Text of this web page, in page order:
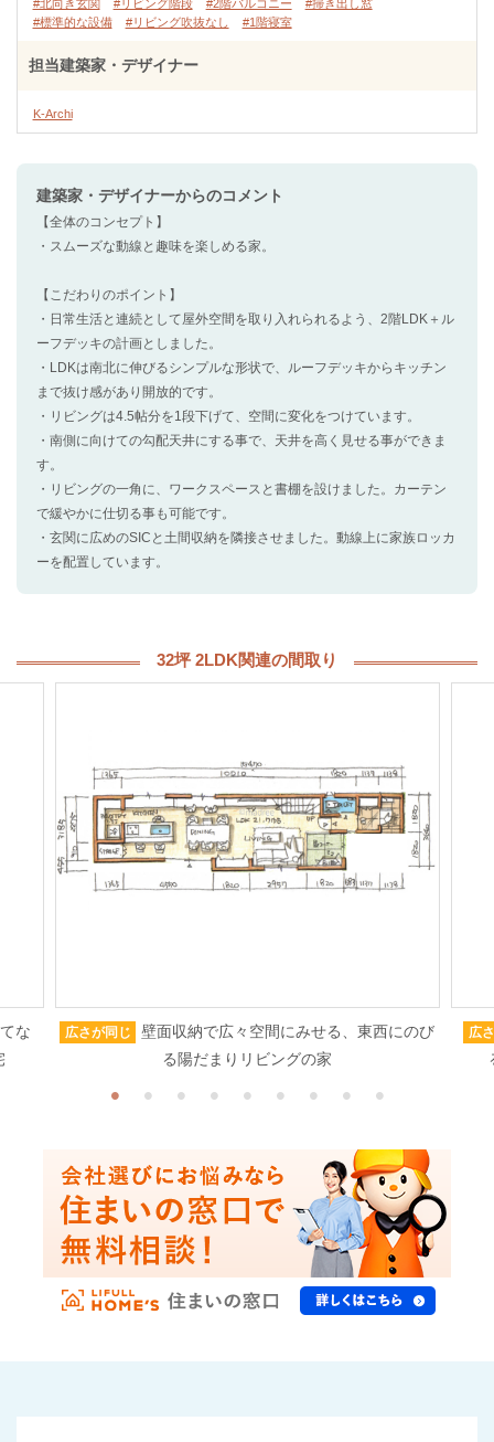
#北向き玄関 #リビング階段 #2階バルコニー
#掃き出し窓
#標準的な設備
#リビング吹抜なし #1階寝室
担当建築家・デザイナー
K-Archi
建築家・デザイナーからのコメント
【全体のコンセプト】
・スムーズな動線と趣味を楽しめる家。
【こだわりのポイント】
・日常生活と連続として屋外空間を取り入れられるよう、2階LDK＋ル
ーフデッキの計画としました。
・LDKは南北に伸びるシンプルな形状で、ルーフデッキからキッチン
まで抜け感があり開放的です。
・リビングは4.5帖分を1段下げて、空間に変化をつけています。
・南側に向けての勾配天井にする事で、天井を高く見せる事ができま
す。
・リビングの一角に、ワークスペースと書棚を設けました。カーテン
で緩やかに仕切る事も可能です。
・玄関に広めのSICと土間収納を隣接させました。動線上に家族ロッカ
ーを配置しています。
32坪 2LDK関連の間取り
な
広さが同じ
壁面収納で広々空間にみせる、東西にのび
る陽だまりリビングの家
広